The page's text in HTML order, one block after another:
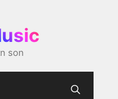
son